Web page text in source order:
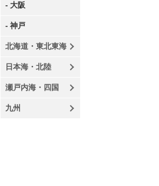
- 大阪
- 神戸
北海道・東北東海
日本海・北陸
瀬戸内海・四国
九州